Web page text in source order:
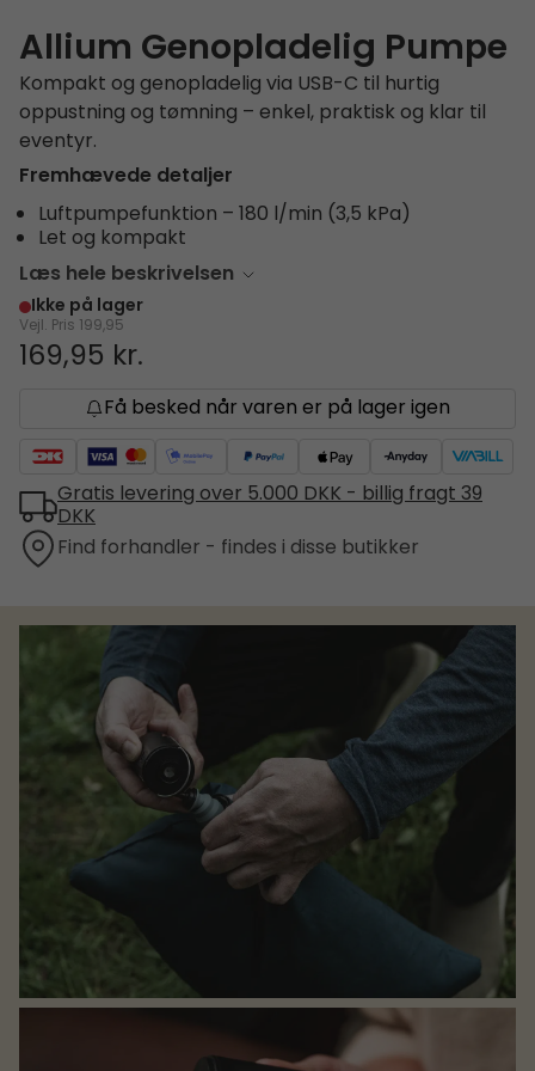
Allium Genopladelig Pumpe
Kompakt og genopladelig via USB-C til hurtig
oppustning og tømning – enkel, praktisk og klar til
eventyr.
Fremhævede detaljer
Luftpumpefunktion – 180 l/min (3,5 kPa)
Let og kompakt
Læs hele beskrivelsen
Ikke på lager
Vejl. Pris 199,95
169,95 kr.
Få besked når varen er på lager igen
Gratis levering over 5.000 DKK - billig fragt 39
DKK
Find forhandler - findes i disse butikker